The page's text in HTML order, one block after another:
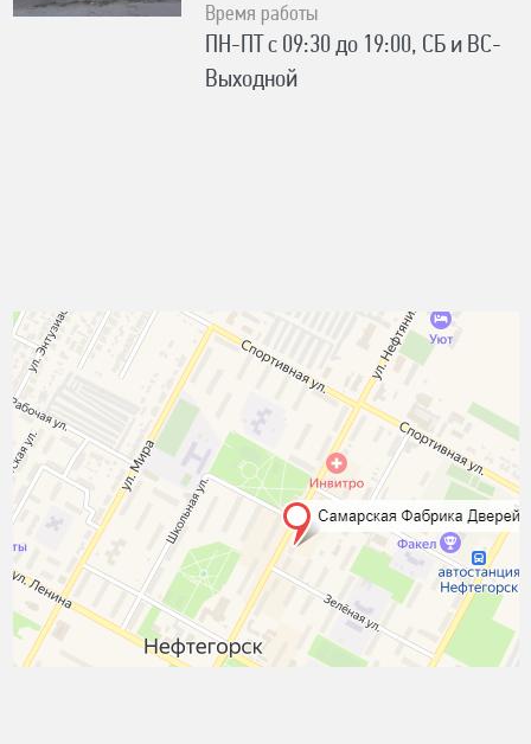
Время работы
ПН-ПТ с 09:30 до 19:00, СБ и ВС-
Выходной